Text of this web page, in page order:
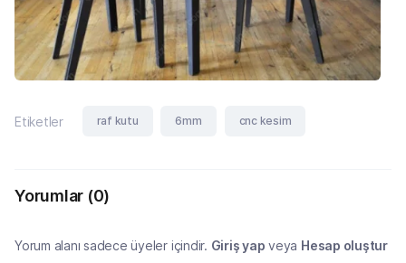
Etiketler raf kutu 6mm cnc kesim
Yorumlar (0)
Yorum alanı sadece üyeler içindir. Giriş yap veya Hesap oluştur